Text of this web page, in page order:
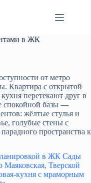
в ЖК
от метро
Квартира с открытой
перетекают друг в
спокойной базы —
жёлтые стулья и
голубые стены с
пространства к